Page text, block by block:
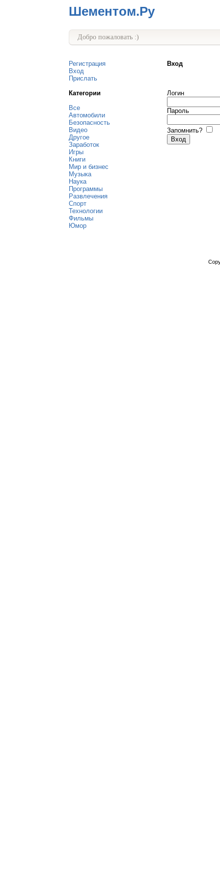
Шементом.Ру
Добро пожаловать :)
Регистрация
Вход
Прислать
Категории
Все
Автомобили
Безопасность
Видео
Другое
Заработок
Игры
Книги
Мир и бизнес
Музыка
Наука
Программы
Развлечения
Спорт
Технологии
Фильмы
Юмор
Вход
Логин
Пароль
Запомнить?